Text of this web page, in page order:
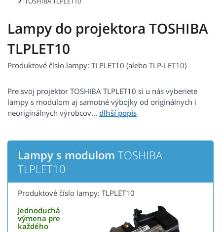
Lampy do projektora TOSHIBA
TLPLET10
Produktové číslo lampy: TLPLET10 (alebo TLP-LET10)
Pre svoj projektor TOSHIBA TLPLET10 si u nás vyberiete
lampy s modulom aj samotné výbojky od originálnych i
neoriginálnych výrobcov...
Lampy s modulom TOSHIBA
TLPLET10
Produktové číslo lampy: TLPLET10
Jednoduchá
výmena pre
každého